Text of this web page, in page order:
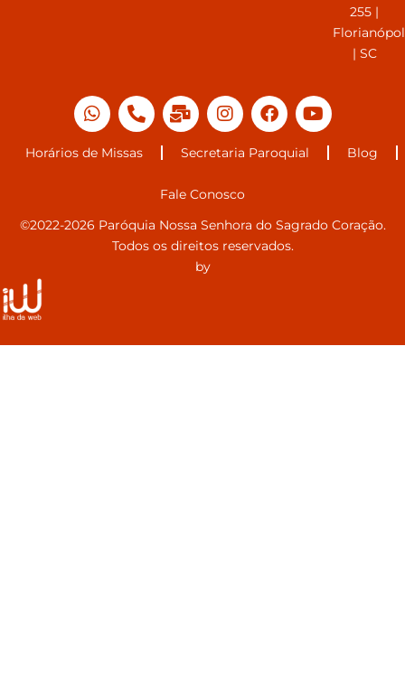
255 |
| SC
Horários de Missas Secretaria Paroquial Blog
Fale Conosco
©2022-2026 Paróquia Nossa Senhora do Sagrado Coração.
Todos os direitos reservados.
by